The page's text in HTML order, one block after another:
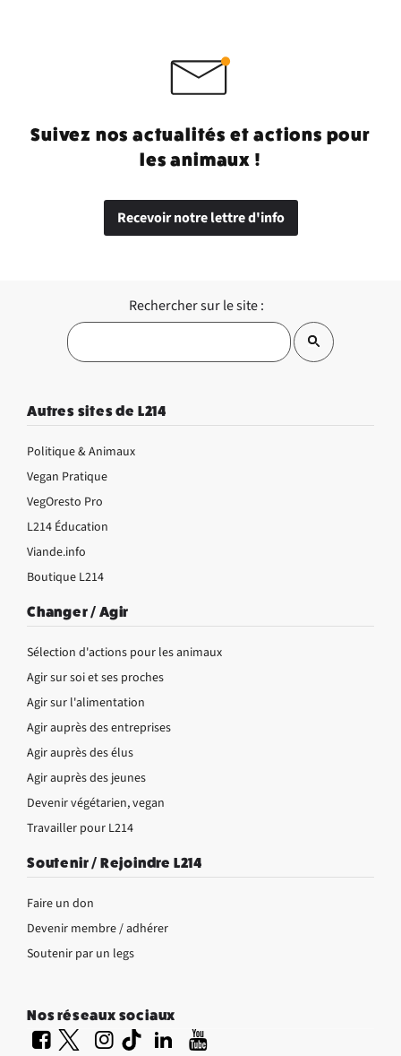
Suivez nos actualités et actions pour
les animaux !
Recevoir notre lettre d'info
Rechercher sur le site :
Autres sites de L214
Politique & Animaux
Vegan Pratique
VegOresto Pro
L214 Éducation
Viande.info
Boutique L214
Changer / Agir
Sélection d'actions pour les animaux
Agir sur soi et ses proches
Agir sur l'alimentation
Agir auprès des entreprises
Agir auprès des élus
Agir auprès des jeunes
Devenir végétarien, vegan
Travailler pour L214
Soutenir / Rejoindre L214
Faire un don
Devenir membre / adhérer
Soutenir par un legs
Nos réseaux sociaux